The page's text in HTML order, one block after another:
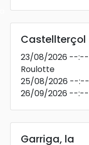
Castellterçol
23/08/2026 --:--
Roulotte
25/08/2026 --:--
26/09/2026 --:--
Garriga, la